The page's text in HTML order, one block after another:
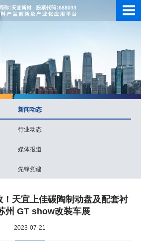
新闻动态
行业动态
媒体报道
先锋党建
天宜上佳碳陶制动盘及配套衬
州 GT show改装车展
2023-07-21